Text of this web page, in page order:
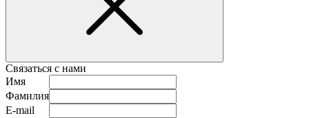
Связаться с нами
Имя
Фамилия
E-mail